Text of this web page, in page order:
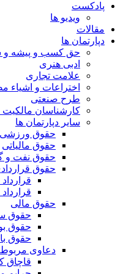
پادکست
ویدیو ها
مقالات
دپارتمان ها
حق کسب و پیشه و
ادبی هنری
علامت تجاری
اختراعات و اشیاء
طرح صنعتی
کارشناسان
سایر دپارتمان ها
حقوق ورزشی
حقوق مالیاتی
حقوق نفت و
حقوق
حقوق مالی
حقوق
حقوق
حقوق
دعاوی مربوط
قاچاق